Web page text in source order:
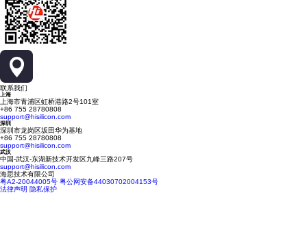
联系我们
上海
上海市青浦区虹桥港路2号101室
+86 755 28780808
support@hisilicon.com
深圳
深圳市龙岗区坂田华为基地
+86 755 28780808
support@hisilicon.com
武汉
中国-武汉-东湖新技术开发区九峰三路207号
support@hisilicon.com
海思技术有限公司
粤A2-20044005号 粤公网安备44030702004153号
法律声明 隐私保护